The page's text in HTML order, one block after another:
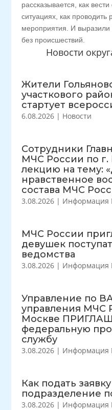
Новости
Жители
участкового
стартует
6.08.2026 | Новости
Сотрудники
МЧС России по г.
лекцию на тему:
нравственное
состава МЧС
3.08.2026 |
МЧС России
девушек
ведомства
3.08.2026 |
Управление по
управления МЧС
Москве
федеральную
службу
3.08.2026 |
Как подать
подразделение
3.08.2026 |
рассказывается, как
ситуациях, как
мероприятия. И выразили
без происшествий.